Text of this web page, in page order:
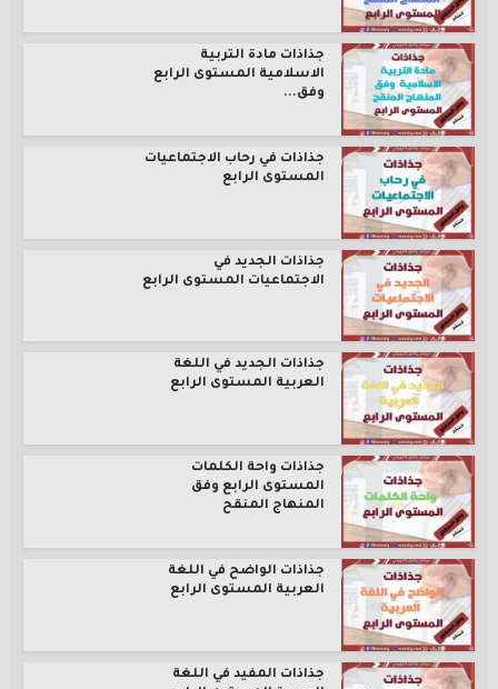
جذاذات مادة التربية
الاسلامية المستوى الرابع
وفق...
جذاذات في رحاب الاجتماعيات
المستوى الرابع
جذاذات الجديد في
الاجتماعيات المستوى الرابع
جذاذات الجديد في اللغة
العربية المستوى الرابع
جذاذات واحة الكلمات
المستوى الرابع وفق
المنهاج المنقح
جذاذات الواضح في اللغة
العربية المستوى الرابع
جذاذات المفيد في اللغة